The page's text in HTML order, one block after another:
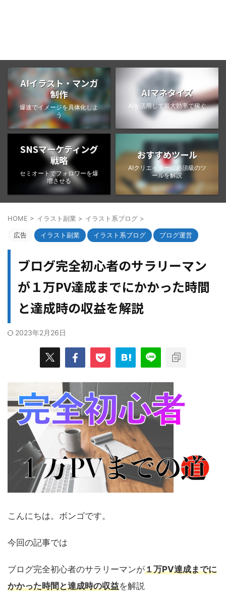
AIイラスト・マンガ
制作
爆速でイメージを具体化しよ
う
AIマネタイズ
AIを活用して最大効率で稼ぐ
SNSマーケティング
戦略
セミオートでフォロワーを爆
増させる
おすすめツール
AIクリエイターに必須級のツ
ールを解説
HOME > イラスト副業 > イラスト系ブログ >
広告 イラスト副業 イラスト系ブログ ブログ運営
ブログ完全初心者のサラリーマン
が１万PV達成までにかかった時間
と達成時の収益を解説
2023年2月26日
こんにちは。ボンゴです。
今回の記事では
ブログ完全初心者のサラリーマンが１万PV達成までに
かかった時間と達成時の収益を解説